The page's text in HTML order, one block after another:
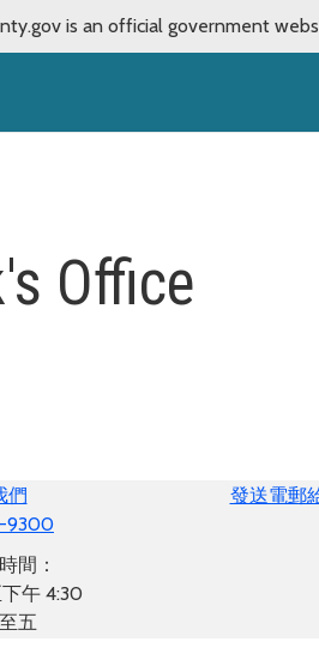
is an official government
Office
們
9300
間：
午 4:30
五
發送電郵